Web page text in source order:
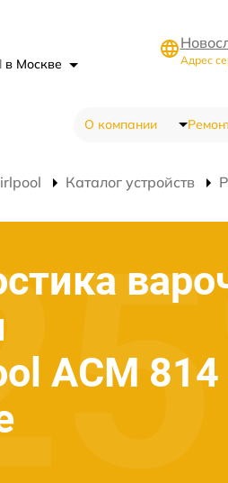
в Москве Адрес
О компании
Каталог устройств
ACM 814